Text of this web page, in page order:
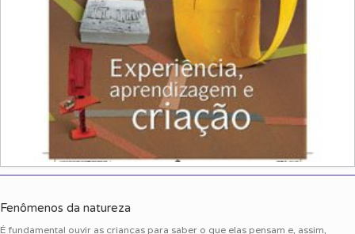
Fenômenos da natureza
É fundamental ouvir as crianças para saber o que elas pensam e, assim,